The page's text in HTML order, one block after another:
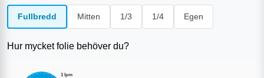
Fullbredd Mitten 1/3 1/4 Egen
Hur mycket folie behöver du?
1 lpm